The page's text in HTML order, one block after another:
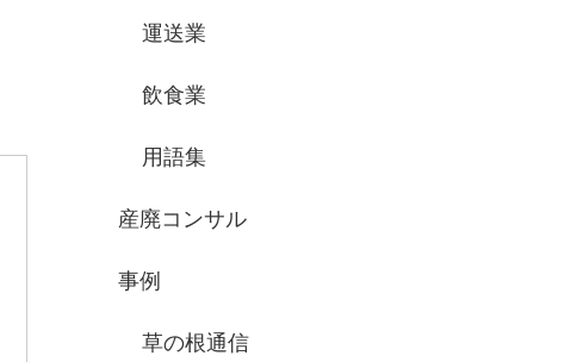
運送業
飲食業
用語集
産廃コンサル
事例
草の根通信